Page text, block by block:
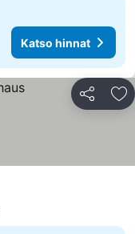
Katso hinnat
Jaa